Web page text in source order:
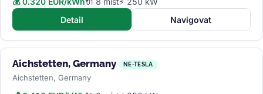
Detail
Navigovat
Aichstetten, Germany NE-TESLA
Aichstetten, Germany